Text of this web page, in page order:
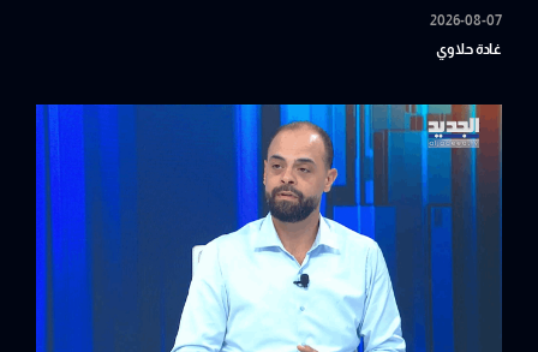
2026-08-07
غادة حلاوي